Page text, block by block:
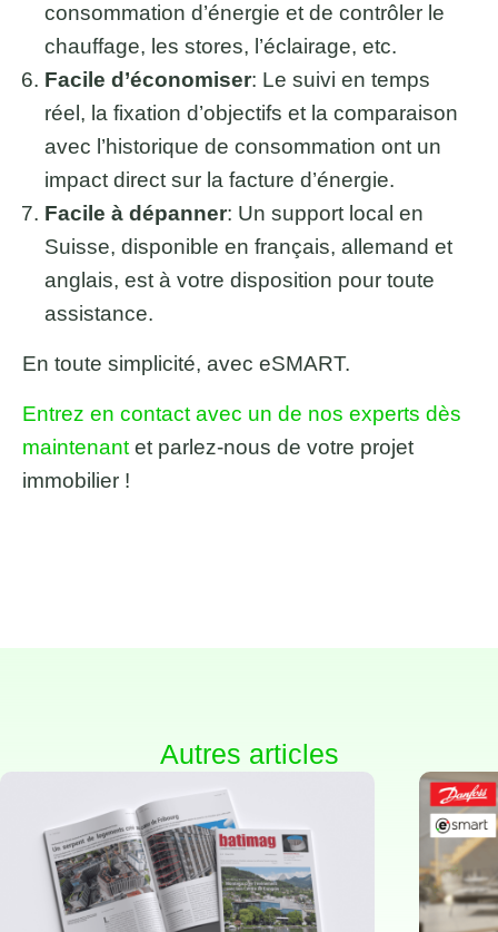
consommation d’énergie et de contrôler le
chauffage, les stores, l’éclairage, etc.
Facile d’économiser: Le suivi en temps
réel, la fixation d’objectifs et la comparaison
avec l’historique de consommation ont un
impact direct sur la facture d’énergie.
Facile à dépanner: Un support local en
Suisse, disponible en français, allemand et
anglais, est à votre disposition pour toute
assistance.
En toute simplicité, avec eSMART.
Entrez en contact avec un de nos experts dès
maintenantet parlez-nous de votre projet
immobilier !
Autres articles